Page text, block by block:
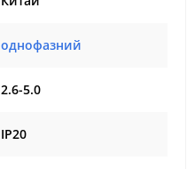
однофазний
2.6-5.0
IP20